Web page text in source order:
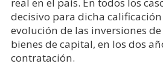
decisivo para dicha
evolución de las inversiones
bienes de capital, en los dos
contratación.